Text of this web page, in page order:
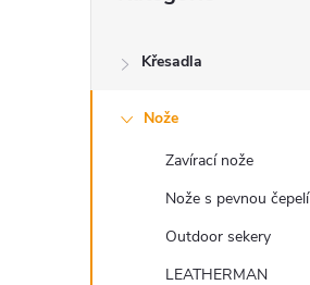
s
Křesadla
Nože
Zavírací nože
Nože s pevnou čepelí
Outdoor sekery
LEATHERMAN